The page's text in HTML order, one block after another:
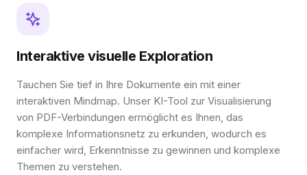
Interaktive visuelle Exploration
Tauchen Sie tief in Ihre Dokumente ein mit einer
interaktiven Mindmap. Unser KI-Tool zur Visualisierung
von PDF-Verbindungen ermöglicht es Ihnen, das
komplexe Informationsnetz zu erkunden, wodurch es
einfacher wird, Erkenntnisse zu gewinnen und komplexe
Themen zu verstehen.